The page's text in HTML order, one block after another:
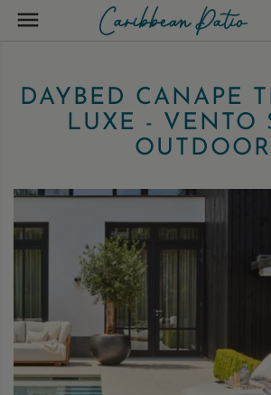

DAYBED CANAPE
LUXE - VENTO
OUTDOOR